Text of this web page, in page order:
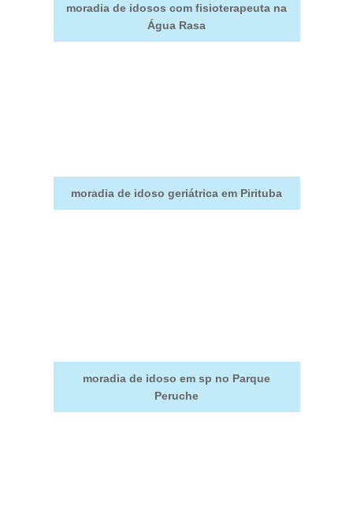
moradia de idosos com fisioterapeuta na
Água Rasa
moradia de idoso geriátrica em Pirituba
moradia de idoso em sp no Parque
Peruche